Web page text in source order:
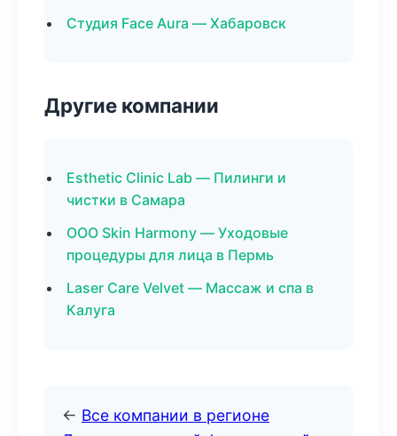
Студия Face Aura — Хабаровск
Другие компании
Esthetic Clinic Lab — Пилинги и
чистки в Самара
ООО Skin Harmony — Уходовые
процедуры для лица в Пермь
Laser Care Velvet — Массаж и спа в
Калуга
← Все компании в регионе